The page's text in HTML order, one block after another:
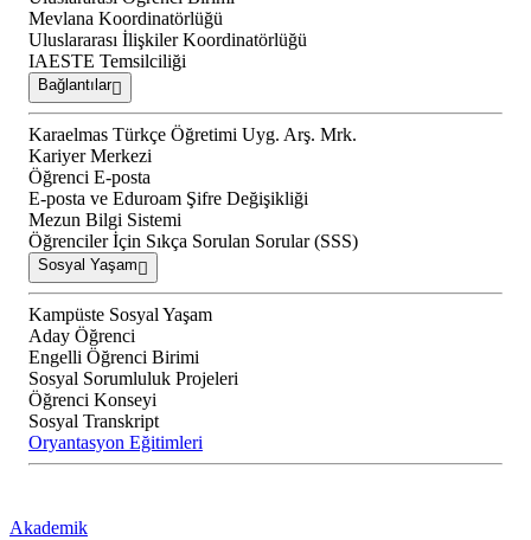
Mevlana Koordinatörlüğü
Uluslararası İlişkiler Koordinatörlüğü
IAESTE Temsilciliği
Bağlantılar
Karaelmas Türkçe Öğretimi Uyg. Arş. Mrk.
Kariyer Merkezi
Öğrenci E-posta
E-posta ve Eduroam Şifre Değişikliği
Mezun Bilgi Sistemi
Öğrenciler İçin Sıkça Sorulan Sorular (SSS)
Sosyal Yaşam
Kampüste Sosyal Yaşam
Aday Öğrenci
Engelli Öğrenci Birimi
Sosyal Sorumluluk Projeleri
Öğrenci Konseyi
Sosyal Transkript
Oryantasyon Eğitimleri
Akademik